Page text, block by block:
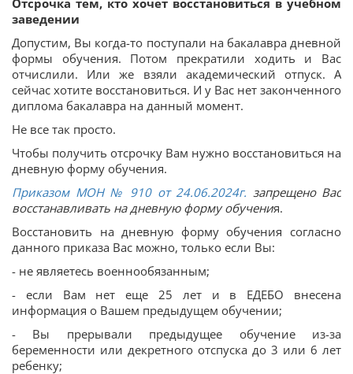
заведении
Допустим, Вы когда-то поступали на бакалавра дневной
формы обучения. Потом прекратили ходить и Вас
отчислили. Или же взяли академический отпуск. А
сейчас хотите восстановиться. И у Вас нет законченного
диплома бакалавра на данный момент.
Не все так просто.
Чтобы получить отсрочку Вам нужно восстановиться на
дневную форму обучения.
Приказом МОН № 910 от 24.06.2024г. запрещено Вас
восстанавливать на дневную форму обучения.
Восстановить на дневную форму обучения согласно
данного приказа Вас можно, только если Вы:
- не являетесь военнообязанным;
- если Вам нет еще 25 лет и в ЕДЕБО внесена
информация о Вашем предыдущем обучении;
- Вы прерывали предыдущее обучение из-за
беременности или декретного отспуска до 3 или 6 лет
ребенку;